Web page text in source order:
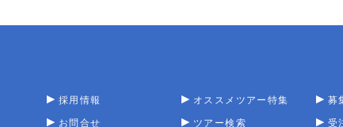
採用情報
お問合せ
オススメツアー特集
ツアー検索
募
受